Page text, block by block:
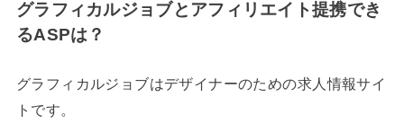
グラフィカルジョブとアフィリエイト提携でき
るASPは？
グラフィカルジョブはデザイナーのための求人情報サイ
トです。